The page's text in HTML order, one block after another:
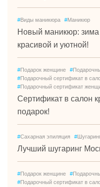
#Виды маникюра #Маникюр
Новый маникюр: зима
красивой и уютной!
#Подарок женщине #
#Подарочный сертификат в
#Подарочный сертификат
Сертификат в салон
подарок!
#Сахарная эпиляция #
Лучший шугаринг
#Подарок женщине #
#Подарочный сертификат в